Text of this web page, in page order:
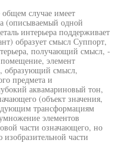
случае имеет
(описываемый одной
интерьера поддерживает
образует смысл Суппорт,
получающий смысл, -
элемент
образующий смысл,
предмета и
аквамариновый тон,
(объект значения,
трансформациям
элементов
части означающего, но
части